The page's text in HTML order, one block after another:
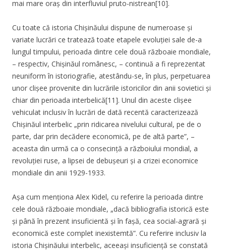
mai mare oraș din interfluviul pruto-nistrean[10].
Cu toate că istoria Chișinăului dispune de numeroase și
variate lucrări ce tratează toate etapele evoluției sale de-a
lungul timpului, perioada dintre cele două războaie mondiale,
– respectiv, Chișinăul românesc, – continuă a fi reprezentat
neuniform în istoriografie, atestându-se, în plus, perpetuarea
unor clișee provenite din lucrările istoricilor din anii sovietici și
chiar din perioada interbelică[11]. Unul din aceste clișee
vehiculat inclusiv în lucrări de dată recentă caracterizează
Chișinăul interbelic „prin ridicarea nivelului cultural, pe de o
parte, dar prin decădere economică, pe de altă parte”, –
aceasta din urmă ca o consecință a războiului mondial, a
revoluției ruse, a lipsei de debușeuri și a crizei economice
mondiale din anii 1929-1933.
Așa cum menționa Alex Kidel, cu referire la perioada dintre
cele două războaie mondiale, „dacă bibliografia istorică este
și până în prezent insuficientă și în fașă, cea social-agrară și
economică este complet inexistemtă”. Cu referire inclusiv la
istoria Chișinăului interbelic, aceeași insuficiență se constată